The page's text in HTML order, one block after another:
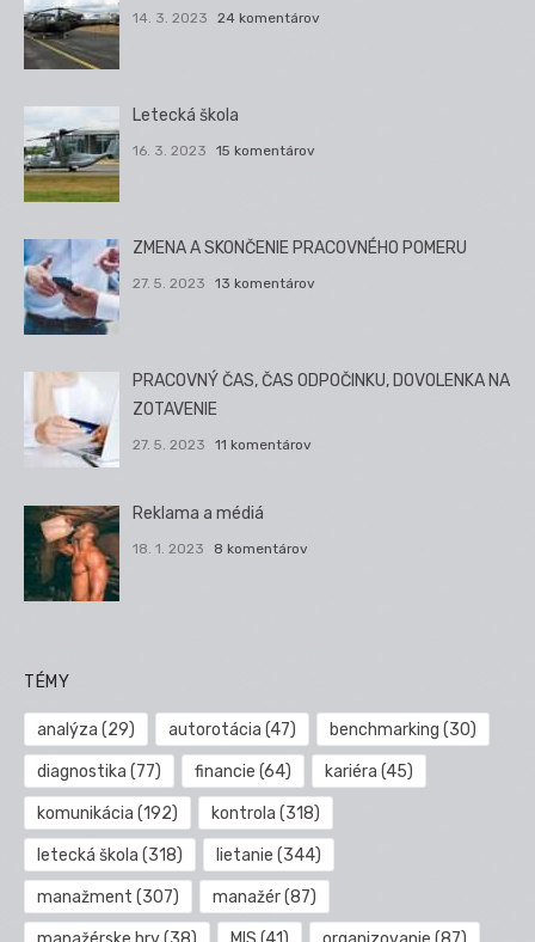
14. 3. 2023 24 komentárov
Letecká škola
16. 3. 2023 15 komentárov
ZMENA A SKONČENIE PRACOVNÉHO POMERU
27. 5. 2023 13 komentárov
PRACOVNÝ ČAS, ČAS ODPOČINKU, DOVOLENKA NA
ZOTAVENIE
27. 5. 2023 11 komentárov
Reklama a médiá
18. 1. 2023 8 komentárov
TÉMY
analýza (29) autorotácia (47) benchmarking (30)
diagnostika (77) financie (64) kariéra (45)
komunikácia (192) kontrola (318)
letecká škola (318) lietanie (344)
manažment (307) manažér(87)